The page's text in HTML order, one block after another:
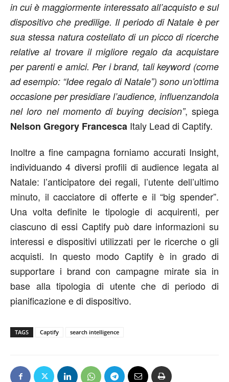
in cui è maggiormente interessato all’acquisto e sul
dispositivo che predilige. Il periodo di Natale è per
sua stessa natura costellato di un picco di ricerche
relative al trovare il migliore regalo da acquistare
per parenti e amici. Per i brand, tali keyword (come
ad esempio: “Idee regalo di Natale”) sono un’ottima
occasione per presidiare l’audience, influenzandola
nel loro nel momento di buying decision”, spiega
Nelson Gregory Francesca Italy Lead di Captify.
Inoltre a fine campagna forniamo accurati Insight,
individuando 4 diversi profili di audience legata al
Natale: l’anticipatore dei regali, l’utente dell’ultimo
minuto, il cacciatore di offerte e il “big spender”.
Una volta definite le tipologie di acquirenti, per
ciascuno di essi Captify può dare informazioni su
interessi e dispositivi utilizzati per le ricerche o gli
acquisti. In questo modo Captify è in grado di
supportare i brand con campagne mirate sia in
base alla tipologia di utente che di periodo di
pianificazione e di dispositivo.
TAGS Captify search intelligence